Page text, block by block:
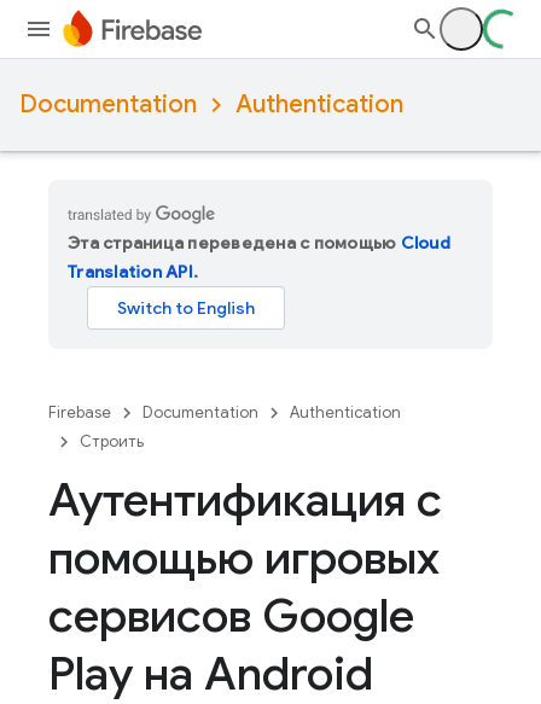
Documentation Authentication
Эта страница переведена с помощью Cloud
Translation API.
Firebase Documentation
Authentication
Строить
Аутентификация с
помощью игровых
сервисов Google
Play на Android